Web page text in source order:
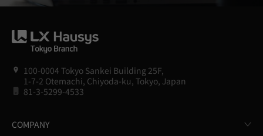
100-0004 Tokyo Sankei Building 25F,
1-7-2 Otemachi, Chiyoda-ku, Tokyo, Japan
81-3-5299-4533
COMPANY